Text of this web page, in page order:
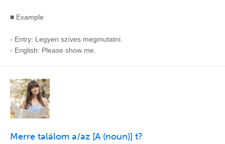
■ Example
- Entry: Legyen szíves megmutatni.
- English: Please show me.
Merre találom a/az [A (noun)] t?